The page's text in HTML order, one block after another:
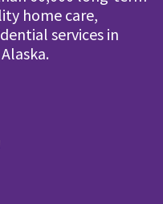
home care,
services in